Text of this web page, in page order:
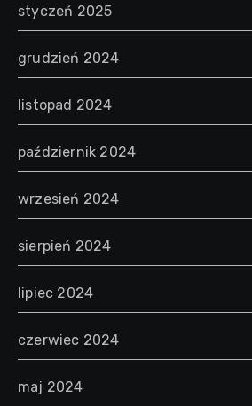
styczeń 2025
grudzień 2024
listopad 2024
październik 2024
wrzesień 2024
sierpień 2024
lipiec 2024
czerwiec 2024
maj 2024